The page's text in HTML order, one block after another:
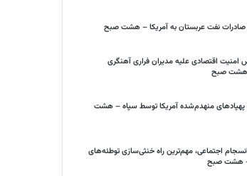
صادرات نفت عربستان به آمریکا – هشت صبح
امنیت اقتصادی علیه مدیران فراری آهنگری
هشت صبح
پهپادهای منهدم‌شده آمریکا توسط سپاه – هشت
اجتماعی، مهم‌ترین راه خنثی‌سازی توطئه‌های
هشت صبح